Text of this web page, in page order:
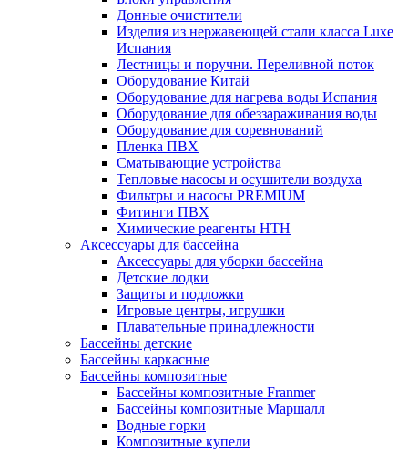
Донные очистители
Изделия из нержавеющей стали класса Luxe
Испания
Лестницы и поручни. Переливной поток
Оборудование Китай
Оборудование для нагрева воды Испания
Оборудование для обеззараживания воды
Оборудование для соревнований
Пленка ПВХ
Сматывающие устройства
Тепловые насосы и осушители воздуха
Фильтры и насосы PREMIUM
Фитинги ПВХ
Химические реагенты HTH
Аксессуары для бассейна
Аксессуары для уборки бассейна
Детские лодки
Защиты и подложки
Игровые центры, игрушки
Плавательные принадлежности
Бассейны детские
Бассейны каркасные
Бассейны композитные
Бассейны композитные Franmer
Бассейны композитные Маршалл
Водные горки
Композитные купели